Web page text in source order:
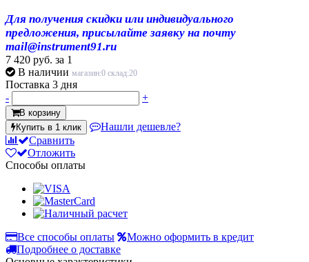
Для получения скидки или индивидуального
предложения, присылайте заявку на почту
mail@instrument91.ru
7 420 руб. за 1
В наличии магазин:0 склад:20
Поставка 3 дня
-
+
В корзину
Купить в 1 клик
Нашли дешевле?
Сравнить
Отложить
Способы оплаты
Все способы оплаты
Можно оформить в кредит
Подробнее о доставке